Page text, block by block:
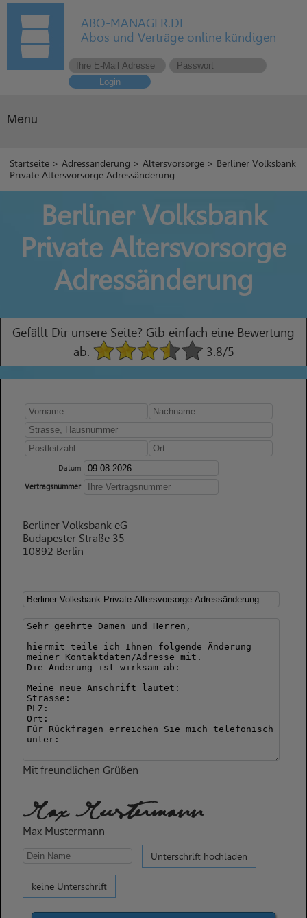
ABO-MANAGER.DE
Abos und Verträge online kündigen
Login
Menu
Startseite >Adressänderung >Altersvorsorge > Berliner Volksbank
Private Altersvorsorge Adressänderung
Berliner Volksbank
Private Altersvorsorge
Adressänderung
Gefällt Dir unsere Seite? Gib einfach eine Bewertung
ab.
3.8/5
Datum
Vertragsnummer
Berliner Volksbank eG
Budapester Straße 35
10892 Berlin
Mit freundlichen Grüßen
Max Mustermann
Max Mustermann
Unterschrift hochladen
keine Unterschrift